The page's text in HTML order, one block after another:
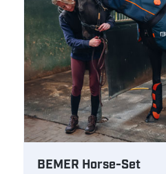
BEMER Horse-Set